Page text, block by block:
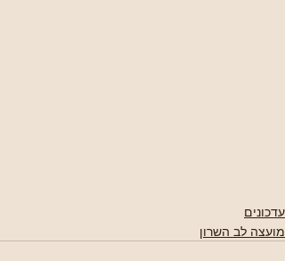
עדכונים
מועצה לב השרון